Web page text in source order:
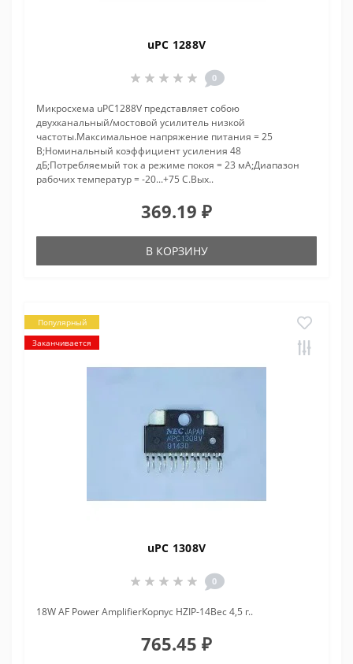
uPC 1288V
0
Микросхема uPC1288V представляет собою
двухканальный/мостовой усилитель низкой
частоты.Максимальное напряжение питания = 25
В;Номинальный коэффициент усиления 48
дБ;Потребляемый ток а режиме покоя = 23 мА;Диапазон
рабочих температур = -20...+75 С.Вых..
369.19 ₽
В КОРЗИНУ
Популярный
Заканчивается
uPC 1308V
0
18W AF Power AmplifierКорпус HZIP-14Вес 4,5 г..
765.45 ₽